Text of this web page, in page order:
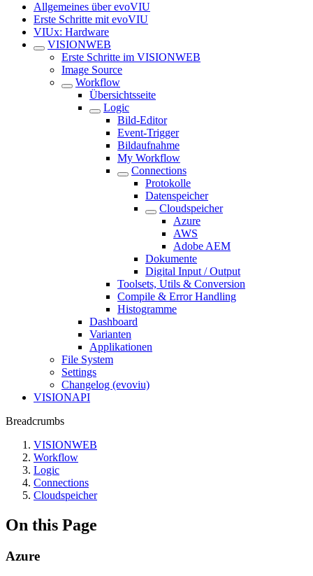
Allgemeines über evoVIU
Erste Schritte mit evoVIU
VIUx: Hardware
VISIONWEB
Erste Schritte im VISIONWEB
Image Source
Workflow
Übersichtsseite
Logic
Bild-Editor
Event-Trigger
Bildaufnahme
My Workflow
Connections
Protokolle
Datenspeicher
Cloudspeicher
Azure
AWS
Adobe AEM
Dokumente
Digital Input / Output
Toolsets, Utils & Conversion
Compile & Error Handling
Histogramme
Dashboard
Varianten
Applikationen
File System
Settings
Changelog (evoviu)
VISIONAPI
Breadcrumbs
VISIONWEB
Workflow
Logic
Connections
Cloudspeicher
On this Page
Azure